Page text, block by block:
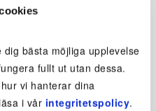
bästa möjliga upplevelse
fullt ut utan dessa.
vi hanterar dina
i vår integritetspolicy.